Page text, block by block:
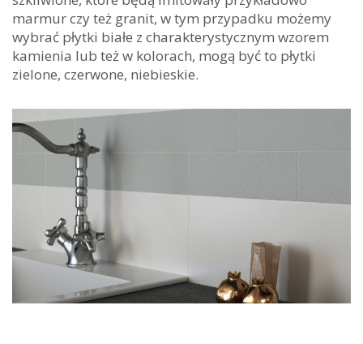
marmur czy też granit, w tym przypadku możemy
wybrać płytki białe z charakterystycznym wzorem
kamienia lub też w kolorach, mogą być to płytki
zielone, czerwone, niebieskie.